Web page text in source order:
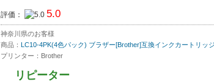
評価： 5.0
神奈川県のお客様
商品： LC10-4PK(4色パック) ブラザー[Brother]互換インクカートリッジ
プリンター：Brother
リピーター